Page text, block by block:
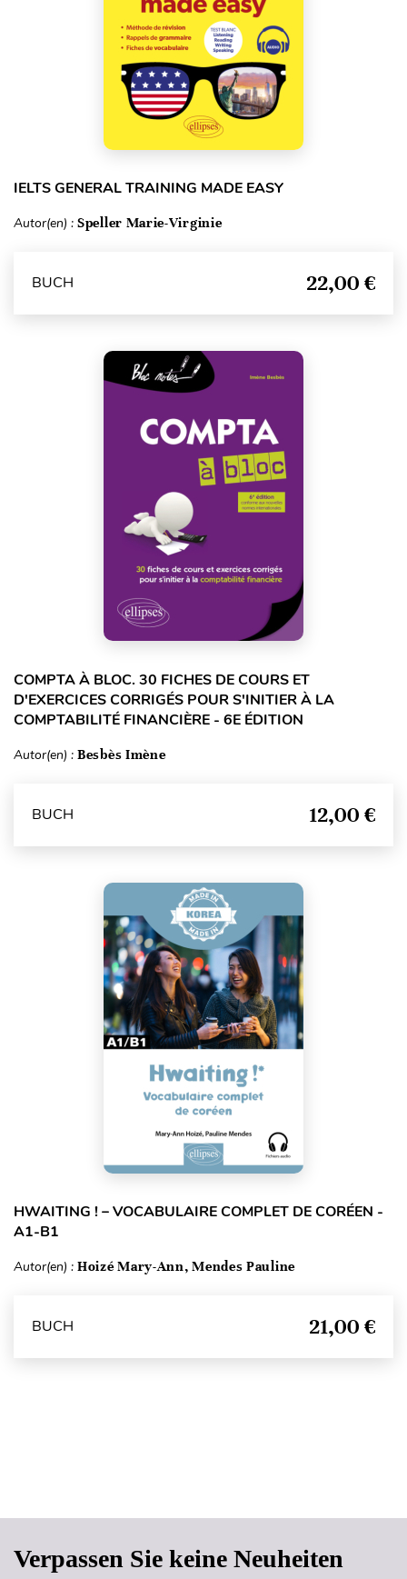
IELTS GENERAL TRAINING MADE EASY
Autor(en) : Speller Marie-Virginie
BUCH 22,00 €
COMPTA À BLOC. 30 FICHES DE COURS ET
D'EXERCICES CORRIGÉS POUR S'INITIER À LA
COMPTABILITÉ FINANCIÈRE - 6E ÉDITION
Autor(en) : Besbès Imène
BUCH 12,00 €
HWAITING ! – VOCABULAIRE COMPLET DE CORÉEN -
A1-B1
Autor(en) : Hoizé Mary-Ann, Mendes Pauline
BUCH 21,00 €
Verpassen Sie keine Neuheiten